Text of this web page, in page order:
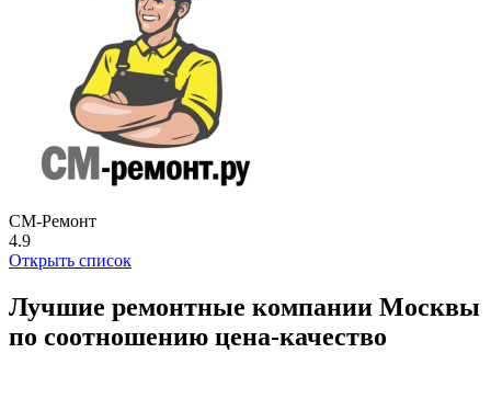
СМ-Ремонт
4.9
Открыть список
Лучшие ремонтные компании Москвы
по соотношению цена-качество